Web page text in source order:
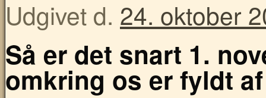
Udgivet d. 24. oktober
Så er det snart 1.
omkring os er fyldt